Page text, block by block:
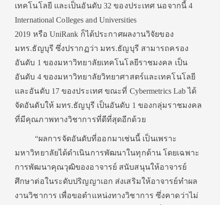
เทคโนโลยี และเป็นอันดับ 32 ของประเทศ นอจากนี้ 4
International Colleges and Universities
2019 หรือ UniRank ก็ได้ประกาศผลงานวิจัยของ
มทร.ธัญบุรี ซึ่งปรากฏว่า มทร.ธัญบุรี สามารถครอง
อันดับ 1 ของมหาวิทยาลัยเทคโนโลยีราชมงคล เป็น
อันดับ 4 ของมหาวิทยาลัยวิทยาศาสตร์และเทคโนโลยี
และอันดับ 17 ของประเทศ ขณะที่ Cybermetrics Lab ได้
จัดอันดับให้ มทร.ธัญบุรี เป็นอันดับ 1 ของกลุ่มราชมงคล
ที่มีคุณภาพทางวิชาการที่ดีที่สุดอีกด้วย
“ผลการจัดอันดับที่ออกมาเช่นนี้ เป็นเพราะ
มหาวิทยาลัยได้ดำเนินการพัฒนาในทุกด้าน โดยเฉพาะ
การพัฒนาคุณวุฒิของอาจารย์ สนับสนุนให้อาจารย์
ศึกษาต่อในระดับปริญญาเอก ส่งเสริมให้อาจารย์ทำผล
งานวิชาการ เพื่อขอตำแหน่งทางวิชาการ ซึ่งคาดว่าไม่